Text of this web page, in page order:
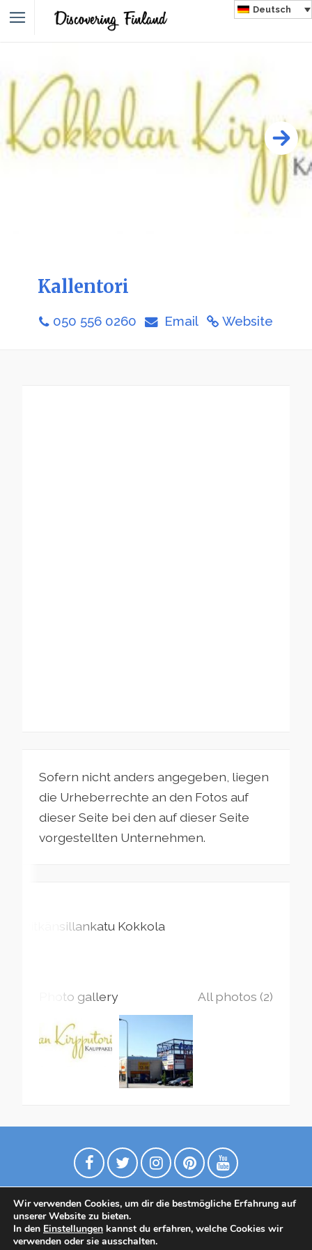
Deutsch
Kallentori
050 556 0260 Email Website
Sofern nicht anders angegeben, liegen
die Urheberrechte an den Fotos auf
dieser Seite bei den auf dieser Seite
vorgestellten Unternehmen.
Pitkänsillankatu Kokkola
Photo gallery All photos (2)
Datenschutzrichtlinie
Wir verwenden Cookies, um dir die bestmögliche Erfahrung auf
unserer Website zu bieten.
In den Einstellungen kannst du erfahren, welche Cookies wir
verwenden oder sie ausschalten.